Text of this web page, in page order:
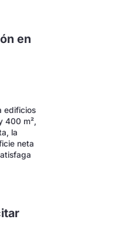
en
edificios
400 m²,
la
neta